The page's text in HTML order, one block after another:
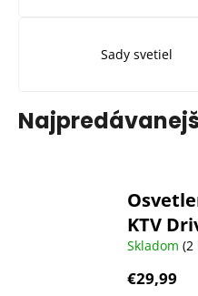
Sady svetiel
KTV
Skladom (2
€29,99